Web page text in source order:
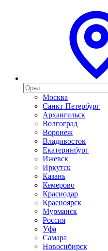
Москва
Санкт-Петербург
Архангельск
Волгоград
Воронеж
Владивосток
Екатеринбург
Ижевск
Иркутск
Казань
Кемерово
Краснодар
Красноярск
Мурманск
Россия
Уфа
Самара
Новосибирск